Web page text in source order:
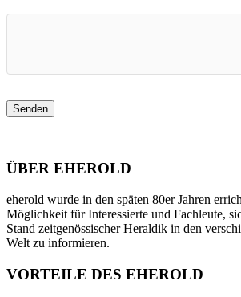
ÜBER EHEROLD
eherold wurde in den späten 80er Jahren
Möglichkeit für Interessierte und Fachleute,
Stand zeitgenössischer Heraldik in den
Welt zu informieren.
VORTEILE DES EHEROLD